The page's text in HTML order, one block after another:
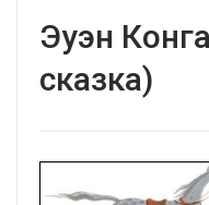
Эуэн
сказка)